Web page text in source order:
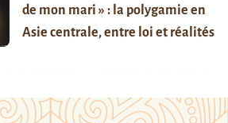
de mon mari » : la polygamie en
Asie centrale, entre loi et réalités